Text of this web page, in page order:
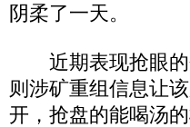
阴柔了一天。
近期表现抢眼的
则涉矿重组信息让
开，抢盘的能喝汤